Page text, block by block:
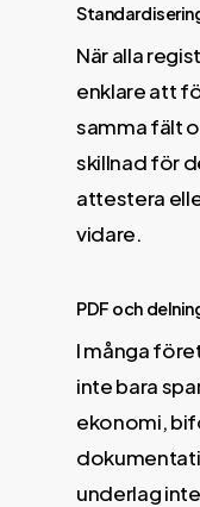
När alla
enklare att
samma fält
skillnad för
attestera
vidare.
PDF och
I många
inte bara
ekonomi,
underlag